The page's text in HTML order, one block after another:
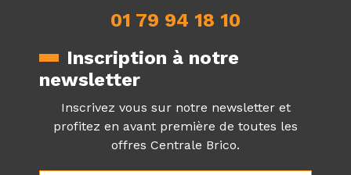
01 79 94 18 10
Inscription à notre
newsletter
Inscrivez vous sur notre newsletter et
profitez en avant première de toutes les
offres Centrale Brico.